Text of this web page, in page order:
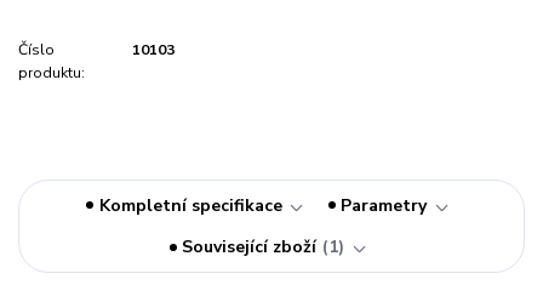
Číslo
produktu:
10103
Kompletní specifikace
Parametry
Související zboží
1